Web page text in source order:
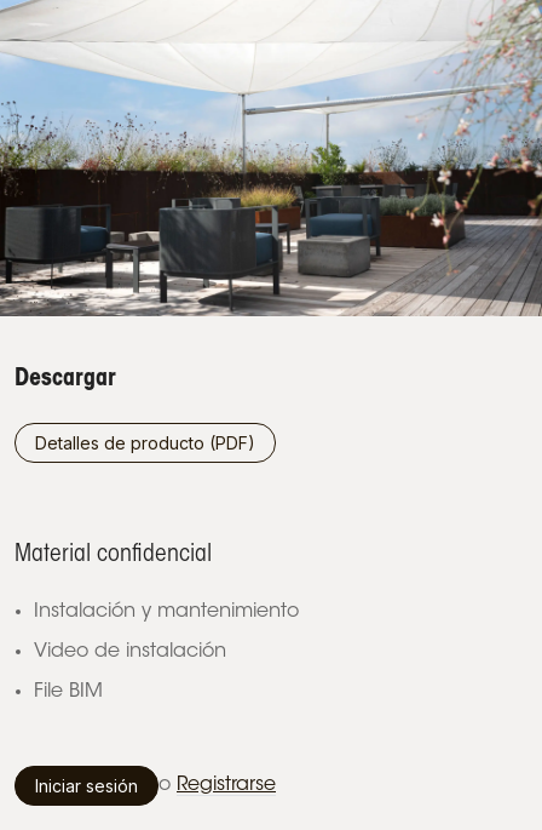
Descargar
Detalles de producto (PDF)
Material confidencial
Instalación y mantenimiento
Video de instalación
File BIM
Iniciar sesión o Registrarse